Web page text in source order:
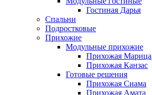
Гостиная Дарья
Спальни
Подростковые
Прихожие
Модульные прихожие
Прихожая Марица
Прихожая Канзас
Готовые решения
Прихожая Сиама
Прихожая Амата